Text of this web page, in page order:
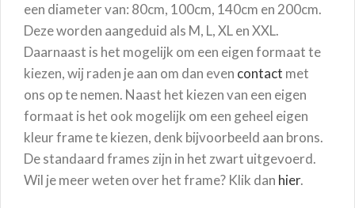
een diameter van: 80cm, 100cm, 140cm en 200cm.
Deze worden aangeduid als M, L, XL en XXL.
Daarnaast is het mogelijk om een eigen formaat te
kiezen, wij raden je aan om dan even contact met
ons op te nemen. Naast het kiezen van een eigen
formaat is het ook mogelijk om een geheel eigen
kleur frame te kiezen, denk bijvoorbeeld aan brons.
De standaard frames zijn in het zwart uitgevoerd.
Wil je meer weten over het frame? Klik dan hier.